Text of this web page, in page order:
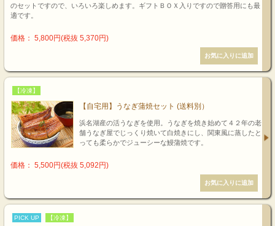
のセットですので、いろいろ楽しめます。ギフトＢＯＸ入りですので贈答用にも最
適です。
価格： 5,800円(税抜 5,370円)
【冷凍】
【自宅用】うなぎ蒲焼セット (送料別）
浜名湖産の活うなぎを使用。うなぎを焼き始めて４２年の老
舗うなぎ屋でじっくり焼いて白焼きにし、関東風に蒸したと
っても柔らかでジューシーな鰻蒲焼です。
価格： 5,500円(税抜 5,092円)
PICK UP 【冷凍】